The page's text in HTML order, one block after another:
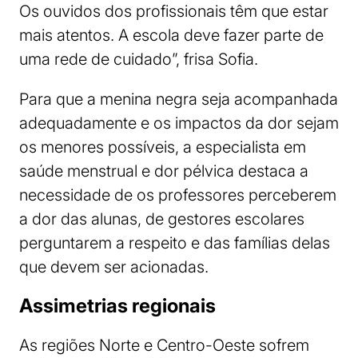
Os ouvidos dos profissionais têm que estar
mais atentos. A escola deve fazer parte de
uma rede de cuidado”, frisa Sofia.
Para que a menina negra seja acompanhada
adequadamente e os impactos da dor sejam
os menores possíveis, a especialista em
saúde menstrual e dor pélvica destaca a
necessidade de os professores perceberem
a dor das alunas, de gestores escolares
perguntarem a respeito e das famílias delas
que devem ser acionadas.
Assimetrias regionais
As regiões Norte e Centro-Oeste sofrem